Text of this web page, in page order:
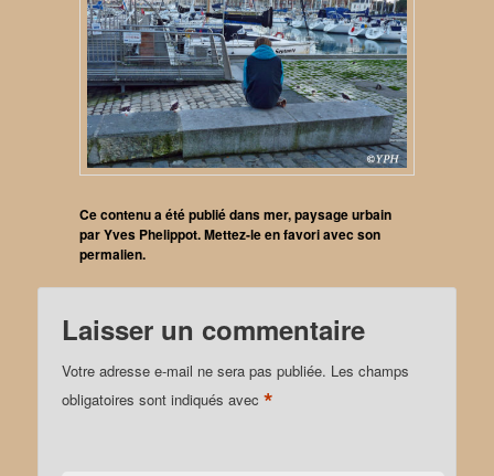
Ce contenu a été publié dansmer,paysage urbain
parYves Phelippot. Mettez-le en favori avec son
permalien.
Laisser un commentaire
Votre adresse e-mail ne sera pas publiée. Les champs
obligatoires sont indiqués avec*